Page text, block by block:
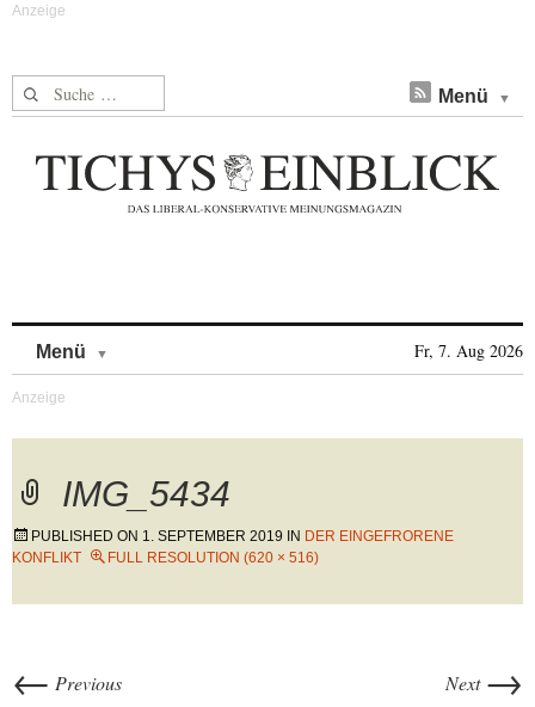
Suche nach: Menü
Menü Fr, 7. Aug 2026
IMG_5434
PUBLISHED ON 1. SEPTEMBER 2019 IN DER EINGEFRORENE
KONFLIKT
FULL RESOLUTION (620 × 516)
← Previous Next →